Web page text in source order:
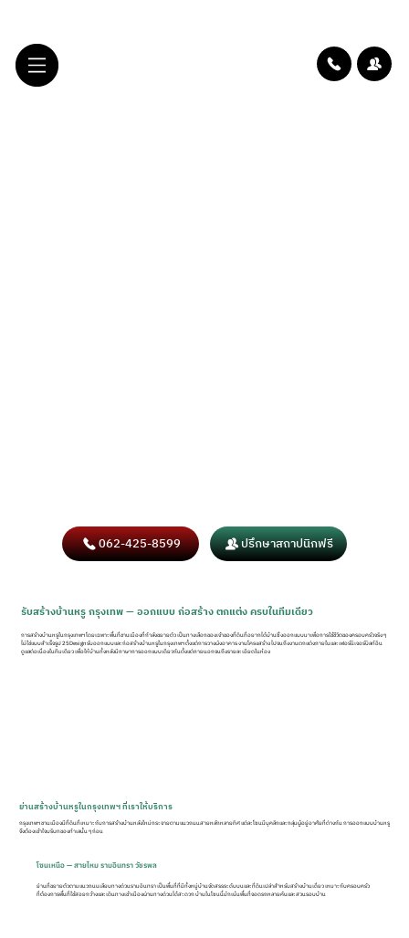
รับสร้างบ้านหรู กรุงเทพ — ออกแบบ ก่อสร้าง ตกแต่ง ครบในทีมเดียว
การสร้างบ้านหรูในกรุงเทพฯ โดยเฉพาะพื้นที่ชานเมืองที่กำลังขยายตัว เป็นทางเลือกของเจ้าของที่ดินที่อยากได้บ้านซึ่งออกแบบมาเพื่อการใช้ชีวิตของครอบครัวจริง ๆ
ไม่ใช่แบบสำเร็จรูป 25Design รับออกแบบและก่อสร้างบ้านหรูในกรุงเทพฯ ตั้งแต่การวางผังอาคาร งานโครงสร้าง ไปจนถึงงานตกแต่งภายในและเฟอร์นิเจอร์บิลท์อิน
ดูแลต่อเนื่องในทีมเดียว เพื่อให้บ้านทั้งหลังมีภาษาการออกแบบเดียวกันตั้งแต่ภายนอกจนถึงรายละเอียดในห้อง
062-425-8599 ปรึกษาสถาปนิกฟรี
ย่านสร้างบ้านหรูในกรุงเทพฯ ที่เราให้บริการ
กรุงเทพฯ ชานเมืองมีที่ดินที่เหมาะกับการสร้างบ้านหลังใหม่กระจายตามแนวถนนสายหลักหลายทิศ แต่ละโซนมีบุคลิกและกลุ่มผู้อยู่อาศัยที่ต่างกัน การออกแบบบ้านหรู
จึงต้องเข้าใจบริบทของทำเลนั้น ๆ ก่อน
โซนเหนือ — สายไหม รามอินทรา วัชรพล
ย่านที่ขยายตัวตามแนวถนนเลียบทางด่วนรามอินทรา เป็นพื้นที่ที่มีทั้งหมู่บ้านจัดสรรระดับบนและที่ดินเปล่าสำหรับสร้างบ้านเดี่ยว เหมาะกับครอบครัว
ที่ต้องการพื้นที่ใช้สอยกว้างและเดินทางเข้าเมืองผ่านทางด่วนได้สะดวก บ้านในโซนนี้มักเน้นพื้นที่จอดรถหลายคันและสวนรอบบ้าน